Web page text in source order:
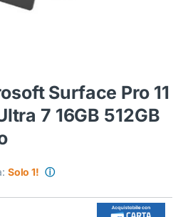
Surface Pro 11
7 16GB 512GB
Solo 1! ⓘ